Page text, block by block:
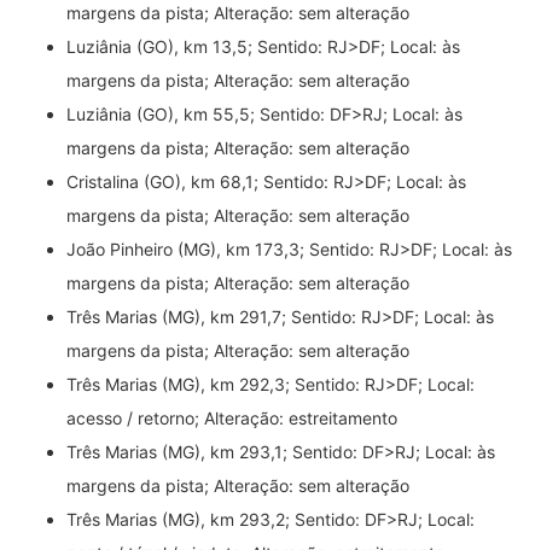
margens da pista; Alteração: sem alteração
Luziânia (GO), km 13,5; Sentido: RJ>DF; Local: às
margens da pista; Alteração: sem alteração
Luziânia (GO), km 55,5; Sentido: DF>RJ; Local: às
margens da pista; Alteração: sem alteração
Cristalina (GO), km 68,1; Sentido: RJ>DF; Local: às
margens da pista; Alteração: sem alteração
João Pinheiro (MG), km 173,3; Sentido: RJ>DF; Local: às
margens da pista; Alteração: sem alteração
Três Marias (MG), km 291,7; Sentido: RJ>DF; Local: às
margens da pista; Alteração: sem alteração
Três Marias (MG), km 292,3; Sentido: RJ>DF; Local:
acesso / retorno; Alteração: estreitamento
Três Marias (MG), km 293,1; Sentido: DF>RJ; Local: às
margens da pista; Alteração: sem alteração
Três Marias (MG), km 293,2; Sentido: DF>RJ; Local: